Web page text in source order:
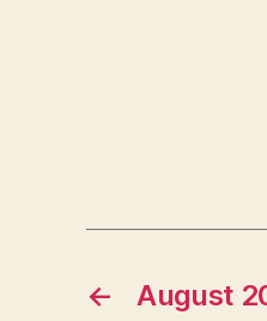
← August